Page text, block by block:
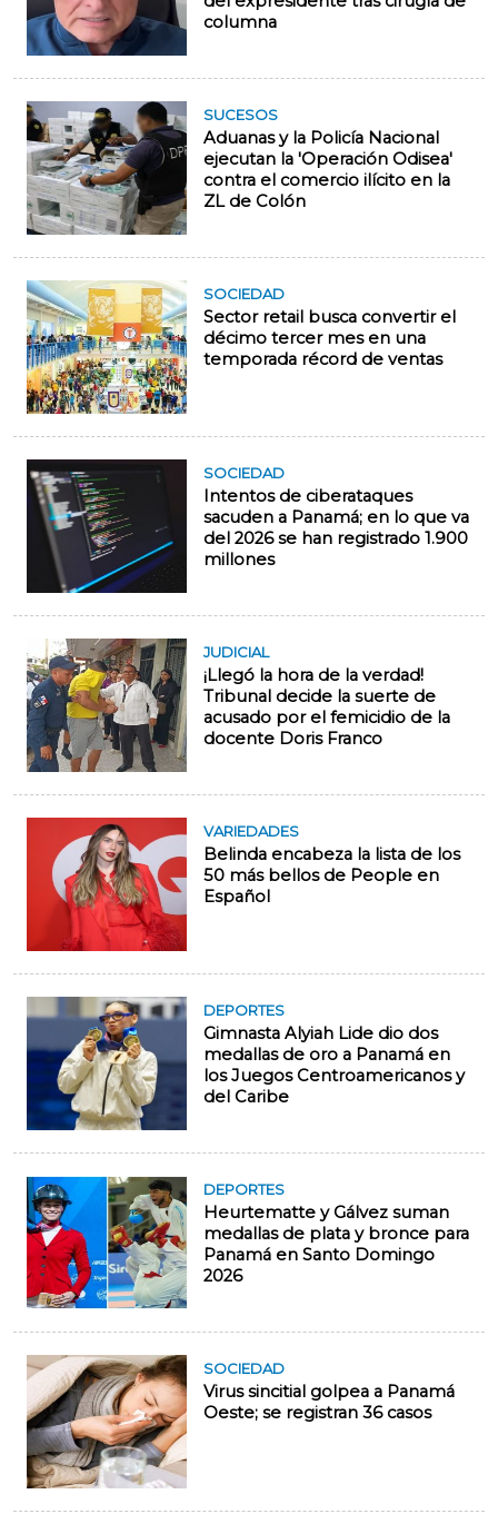
columna
SUCESOS
Aduanas y la Policía Nacional
ejecutan la 'Operación Odisea'
contra el comercio ilícito en la
ZL de Colón
SOCIEDAD
Sector retail busca convertir el
décimo tercer mes en una
temporada récord de ventas
SOCIEDAD
Intentos de ciberataques
sacuden a Panamá; en lo que va
del 2026 se han registrado 1.900
millones
JUDICIAL
¡Llegó la hora de la verdad!
Tribunal decide la suerte de
acusado por el femicidio de la
docente Doris Franco
VARIEDADES
Belinda encabeza la lista de los
50 más bellos de People en
Español
DEPORTES
Gimnasta Alyiah Lide dio dos
medallas de oro a Panamá en
los Juegos Centroamericanos y
del Caribe
DEPORTES
Heurtematte y Gálvez suman
medallas de plata y bronce para
Panamá en Santo Domingo
2026
SOCIEDAD
Virus sincitial golpea a Panamá
Oeste; se registran 36 casos